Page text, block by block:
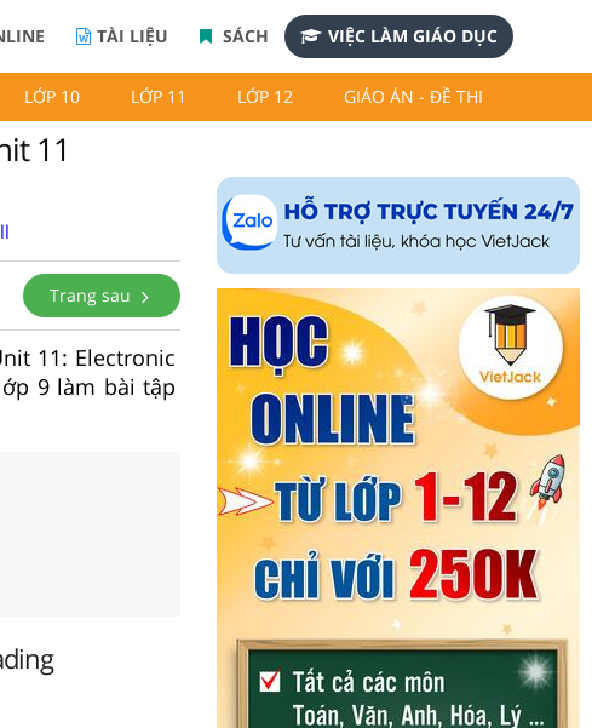
TÀI LIỆU SÁCH VIỆC LÀM GIÁO DỤC
LỚP 10 LỚP 11 LỚP 12 GIÁO ÁN - ĐỀ THI
11
Trang sau
11: Electronic
9 làm bài tập